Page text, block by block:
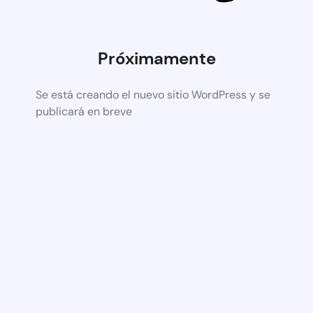
Próximamente
Se está creando el nuevo sitio WordPress y se
publicará en breve